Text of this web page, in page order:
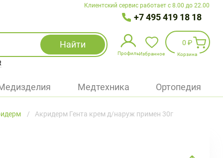
Клиентский сервис работает с 8.00 до 22.00
+7 495 419 18 18
Найти
Профиль
Избранное
Войти
Избранное
0 ₽
Корзина
Медтехника Ортопедия
Акридерм Гента крем д/наруж примен 30г